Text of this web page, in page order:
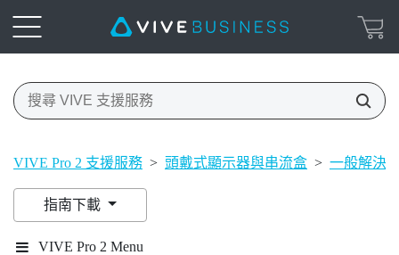
VIVE Pro 2 支援服務 > 頭戴式顯示器與串流盒 > 一般解決
指南下載
VIVE Pro 2 Menu